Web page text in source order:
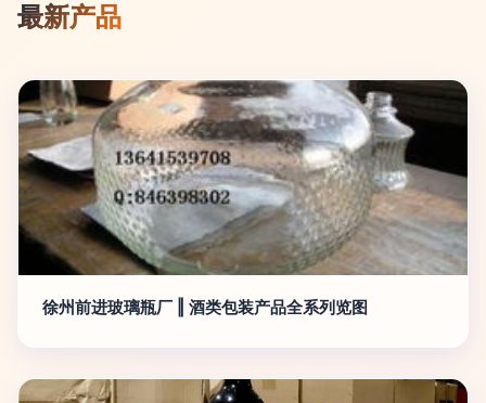
最新产品
徐州前进玻璃瓶厂 ‖ 酒类包装产品全系列览图